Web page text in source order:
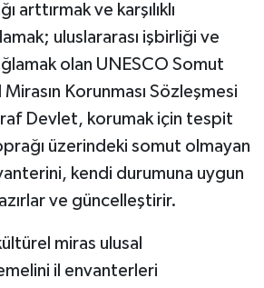
arttırmak ve karşılıklı
uluslararası işbirliği ve
olan UNESCO Somut
Korunması Sözleşmesi
Devlet, korumak için tespit
üzerindeki somut olmayan
kendi durumuna uygun
ve güncelleştirir.
miras ulusal
il envanterleri